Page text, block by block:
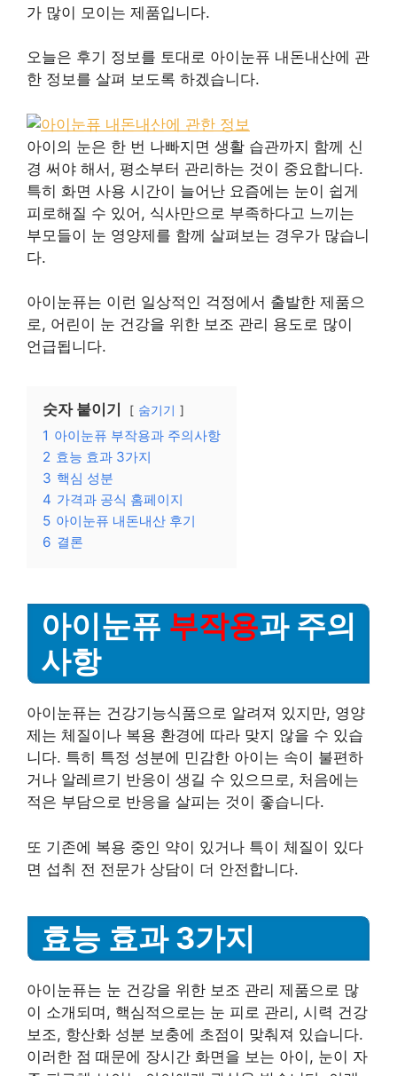
가 많이 모이는 제품입니다.
오늘은 후기 정보를 토대로 아이눈퓨 내돈내산에 관
한 정보를 살펴 보도록 하겠습니다.
아이의 눈은 한 번 나빠지면 생활 습관까지 함께 신
경 써야 해서, 평소부터 관리하는 것이 중요합니다.
특히 화면 사용 시간이 늘어난 요즘에는 눈이 쉽게
피로해질 수 있어, 식사만으로 부족하다고 느끼는
부모들이 눈 영양제를 함께 살펴보는 경우가 많습니
다.
아이눈퓨는 이런 일상적인 걱정에서 출발한 제품으
로, 어린이 눈 건강을 위한 보조 관리 용도로 많이
언급됩니다.
숫자 붙이기 숨기기
1 아이눈퓨 부작용과 주의사항
2 효능 효과 3가지
3 핵심 성분
4 가격과 공식 홈페이지
5 아이눈퓨 내돈내산 후기
6 결론
아이눈퓨 부작용과 주의
사항
아이눈퓨는 건강기능식품으로 알려져 있지만, 영양
제는 체질이나 복용 환경에 따라 맞지 않을 수 있습
니다. 특히 특정 성분에 민감한 아이는 속이 불편하
거나 알레르기 반응이 생길 수 있으므로, 처음에는
적은 부담으로 반응을 살피는 것이 좋습니다.
또 기존에 복용 중인 약이 있거나 특이 체질이 있다
면 섭취 전 전문가 상담이 더 안전합니다.
효능 효과 3가지
아이눈퓨는 눈 건강을 위한 보조 관리 제품으로 많
이 소개되며, 핵심적으로는 눈 피로 관리, 시력 건강
보조, 항산화 성분 보충에 초점이 맞춰져 있습니다.
이러한 점 때문에 장시간 화면을 보는 아이, 눈이 자